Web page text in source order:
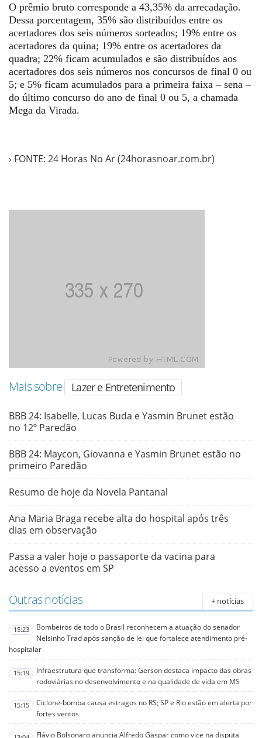
O prêmio bruto corresponde a 43,35% da arrecadação.
Dessa porcentagem, 35% são distribuídos entre os
acertadores dos seis números sorteados; 19% entre os
acertadores da quina; 19% entre os acertadores da
quadra; 22% ficam acumulados e são distribuídos aos
acertadores dos seis números nos concursos de final 0 ou
5; e 5% ficam acumulados para a primeira faixa – sena –
do último concurso do ano de final 0 ou 5, a chamada
Mega da Virada.
› FONTE: 24 Horas No Ar (24horasnoar.com.br)
Mais sobre Lazer e Entretenimento
BBB 24: Isabelle, Lucas Buda e Yasmin Brunet estão
no 12º Paredão
BBB 24: Maycon, Giovanna e Yasmin Brunet estão no
primeiro Paredão
Resumo de hoje da Novela Pantanal
Ana Maria Braga recebe alta do hospital após três
dias em observação
Passa a valer hoje o passaporte da vacina para
acesso a eventos em SP
Outras notícias + notícias
15:23
Bombeiros de todo o Brasil reconhecem a atuação do senador
Nelsinho Trad após sanção de lei que fortalece atendimento pré-
hospitalar
15:19
Infraestrutura que transforma: Gerson destaca impacto das obras
rodoviárias no desenvolvimento e na qualidade de vida em MS
15:15
Ciclone-bomba causa estragos no RS; SP e Rio estão em alerta por
fortes ventos
Flávio Bolsonaro anuncia Alfredo Gaspar como vice na disputa